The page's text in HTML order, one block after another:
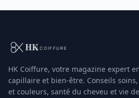
HK Coiffure, votre magazine expert
capillaire et bien-être. Conseils
et couleurs, santé du cheveu et vie